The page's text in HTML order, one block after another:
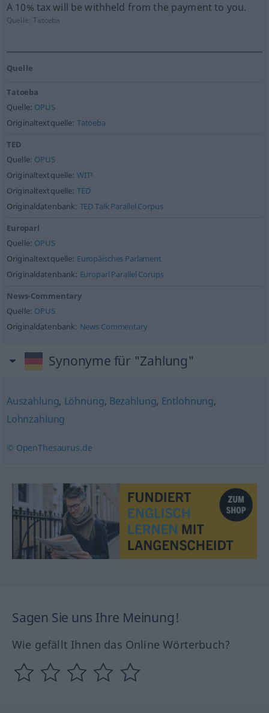
A 10% tax will be withheld from the payment to you.
Quelle:Tatoeba
Quelle
Tatoeba
Quelle: OPUS
Originaltextquelle: Tatoeba
TED
Quelle: OPUS
Originaltextquelle: WIT³
Originaltextquelle: TED
Originaldatenbank: TED Talk Parallel Corpus
Europarl
Quelle: OPUS
Originaltextquelle: Europäisches Parlament
Originaldatenbank: Europarl Parallel Corups
News-Commentary
Quelle: OPUS
Originaldatenbank: News Commentary
Synonyme für "Zahlung"
Auszahlung, Löhnung, Bezahlung, Entlohnung,
Lohnzahlung
© OpenThesaurus.de
Sagen Sie uns Ihre Meinung!
Wie gefällt Ihnen das Online Wörterbuch?